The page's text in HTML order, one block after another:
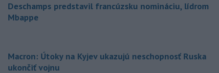
Deschamps predstavil francúzsku nomináciu, lídrom
Mbappe
Macron: Útoky na Kyjev ukazujú neschopnosť Ruska
ukončiť vojnu